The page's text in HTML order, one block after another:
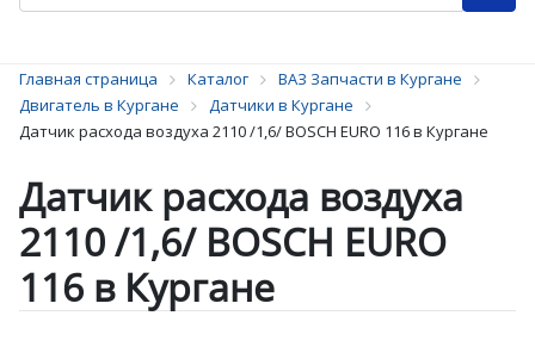
Главная страница Каталог
ВАЗ Запчасти в Кургане
Двигатель в Кургане
Датчики в Кургане
Датчик расхода воздуха 2110 /1,6/ BOSCH EURO 116 в Кургане
Датчик расхода воздуха
2110 /1,6/ BOSCH EURO
116 в Кургане